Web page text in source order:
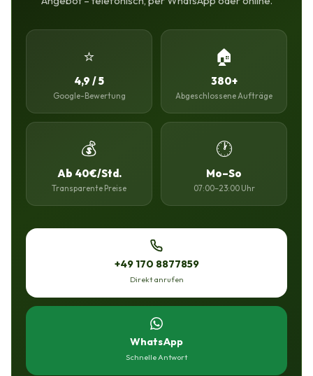
⭐
4,9 / 5
Google-Bewertung
🏠
380+
Abgeschlossene Aufträge
💰
Ab 40€/Std.
Transparente Preise
🕐
Mo–So
07:00–23:00 Uhr
+49 170 8877859
Direkt anrufen
WhatsApp
Schnelle Antwort